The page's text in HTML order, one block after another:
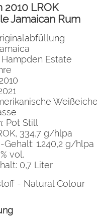
2010 LROK
Jamaican Rum
Estate
Weißeiche
Pot Still
334,7 g/hlpa
Gehalt: 1.240,2 g/hlpa
vol.
0,7 Liter
- Natural Colour